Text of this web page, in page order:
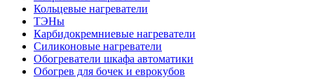
Кольцевые нагреватели
ТЭНы
Карбидокремниевые нагреватели
Силиконовые нагреватели
Обогреватели шкафа автоматики
Обогрев для бочек и еврокубов